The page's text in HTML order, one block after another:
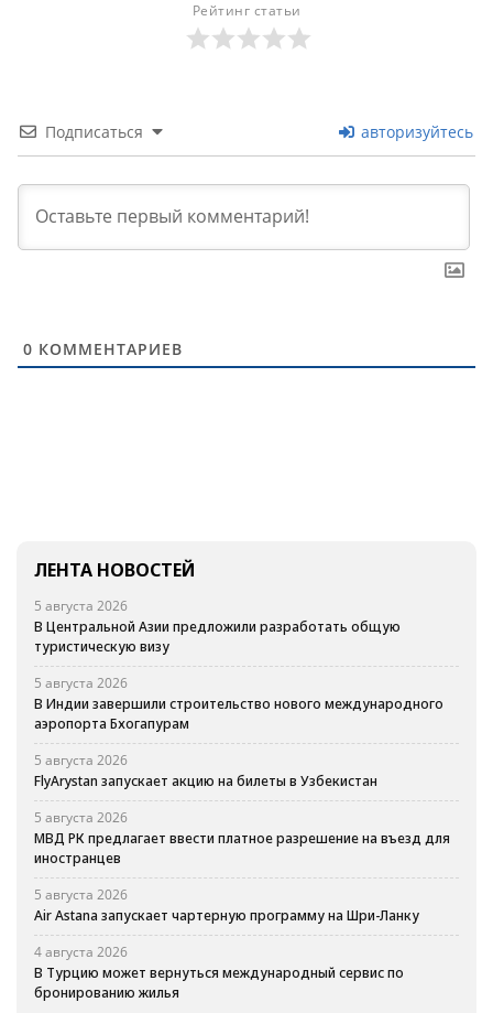
Рейтинг статьи
Подписаться авторизуйтесь
0 КОММЕНТАРИЕВ
ЛЕНТА НОВОСТЕЙ
5 августа 2026
В Центральной Азии предложили разработать общую
туристическую визу
5 августа 2026
В Индии завершили строительство нового международного
аэропорта Бхогапурам
5 августа 2026
FlyArystan запускает акцию на билеты в Узбекистан
5 августа 2026
МВД РК предлагает ввести платное разрешение на въезд для
иностранцев
5 августа 2026
Air Astana запускает чартерную программу на Шри-Ланку
4 августа 2026
В Турцию может вернуться международный сервис по
бронированию жилья